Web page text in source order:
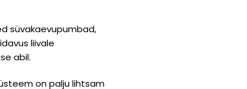
süvakaevupumbad,
liivale
abil.
on palju lihtsam